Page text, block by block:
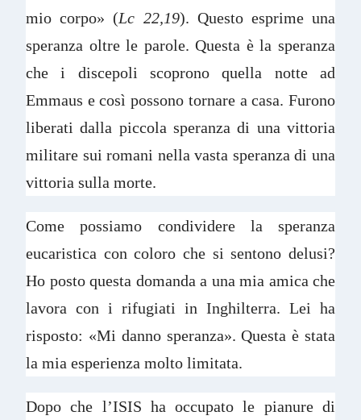
mio corpo» (Lc 22,19). Questo esprime una
speranza oltre le parole. Questa è la speranza
che i discepoli scoprono quella notte ad
Emmaus e così possono tornare a casa. Furono
liberati dalla piccola speranza di una vittoria
militare sui romani nella vasta speranza di una
vittoria sulla morte.
Come possiamo condividere la speranza
eucaristica con coloro che si sentono delusi?
Ho posto questa domanda a una mia amica che
lavora con i rifugiati in Inghilterra. Lei ha
risposto: «Mi danno speranza». Questa è stata
la mia esperienza molto limitata.
Dopo che l’ISIS ha occupato le pianure di